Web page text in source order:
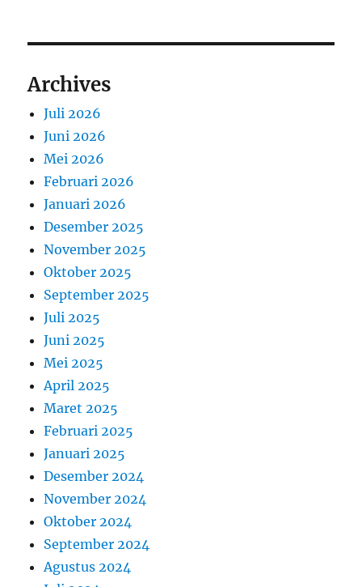
Archives
Juli 2026
Juni 2026
Mei 2026
Februari 2026
Januari 2026
Desember 2025
November 2025
Oktober 2025
September 2025
Juli 2025
Juni 2025
Mei 2025
April 2025
Maret 2025
Februari 2025
Januari 2025
Desember 2024
November 2024
Oktober 2024
September 2024
Agustus 2024